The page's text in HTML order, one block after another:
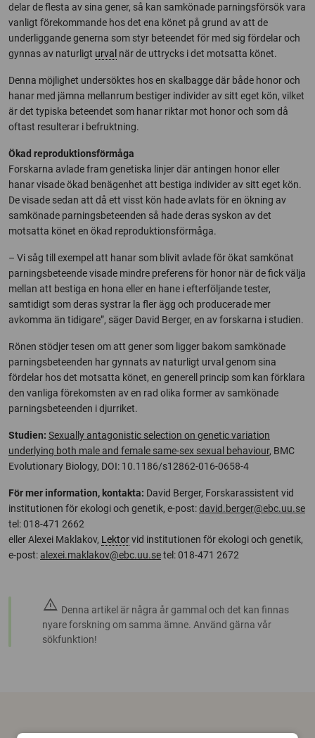
delar de flesta av sina gener, så kan samkönade parningsförsök vara
vanligt förekommande hos det ena könet på grund av att de
underliggande generna som styr beteendet för med sig fördelar och
gynnas av naturligt urval när de uttrycks i det motsatta könet.
Denna möjlighet undersöktes hos en skalbagge där både honor och
hanar med jämna mellanrum bestiger individer av sitt eget kön, vilket
är det typiska beteendet som hanar riktar mot honor och som då
oftast resulterar i befruktning.
Ökad reproduktionsförmåga
Forskarna avlade fram genetiska linjer där antingen honor eller
hanar visade ökad benägenhet att bestiga individer av sitt eget kön.
De visade sedan att då ett visst kön hade avlats för en ökning av
samkönade parningsbeteenden så hade deras syskon av det
motsatta könet en ökad reproduktionsförmåga.
– Vi såg till exempel att hanar som blivit avlade för ökat samkönat
parningsbeteende visade mindre preferens för honor när de fick välja
mellan att bestiga en hona eller en hane i efterföljande tester,
samtidigt som deras systrar la fler ägg och producerade mer
avkomma än tidigare”, säger David Berger, en av forskarna i studien.
Rönen stödjer tesen om att gener som ligger bakom samkönade
parningsbeteenden har gynnats av naturligt urval genom sina
fördelar hos det motsatta könet, en generell princip som kan förklara
den vanliga förekomsten av en rad olika former av samkönade
parningsbeteenden i djurriket.
Studien: Sexually antagonistic selection on genetic variation
underlying both male and female same-sex sexual behaviour, BMC
Evolutionary Biology, DOI: 10.1186/s12862-016-0658-4
För mer information, kontakta: David Berger, Forskarassistent vid
institutionen för ekologi och genetik, e-post:david.berger@ebc.uu.se
tel: 018-471 2662
eller Alexei Maklakov, Lektorvid institutionen för ekologi och genetik,
e-post:alexei.maklakov@ebc.uu.setel: 018-471 2672
warning Denna artikel är några år gammal och det kan finnas
nyare forskning om samma ämne. Använd gärna vår
sökfunktion!